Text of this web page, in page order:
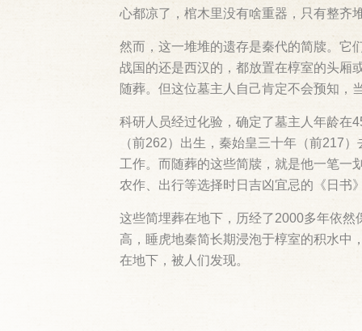
心都凉了，棺木里没有啥重器，只有整齐
然而，这一堆堆的遗存是秦代的简牍。它
战国的还是西汉的，都放置在椁室的头厢
随葬。但这位墓主人自己肯定不会预知，
科研人员经过化验，确定了墓主人年龄在
（前262）出生，秦始皇三十年（前217
工作。而随葬的这些简牍，就是他一笔一
农作、出行等选择时日吉凶宜忌的《日书
这些简埋葬在地下，历经了2000多年依然
高，睡虎地秦简长期浸泡于椁室的积水中
在地下，被人们发现。